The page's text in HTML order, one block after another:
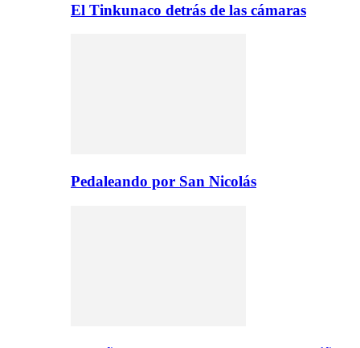
El Tinkunaco detrás de las cámaras
Pedaleando por San Nicolás